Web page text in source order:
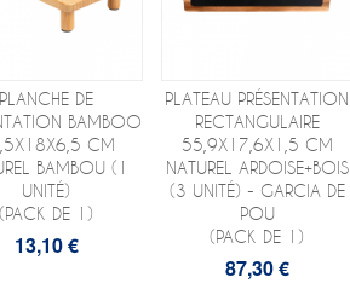
PLANCHE DE
BAMBOO
CM
BAMBOU (1
UNITÉ)
(PACK DE 1)
13,10 €
PLATEAU PRÉSENTATION
RECTANGULAIRE
55,9X17,6X1,5 CM
NATUREL ARDOISE+BOIS
(3 UNITÉ) - GARCIA DE
POU
(PACK DE 1)
87,30 €